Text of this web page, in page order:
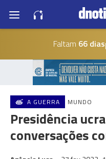
Faltam 66 dias
A GUERRA MUNDO
Presidência
conversações